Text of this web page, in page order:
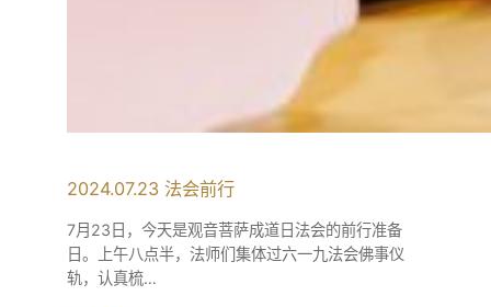
2024.07.23 法会前行
7月23日，今天是观音菩萨成道日法会的前行准备
日。上午八点半，法师们集体过六一九法会佛事仪
轨，认真梳…